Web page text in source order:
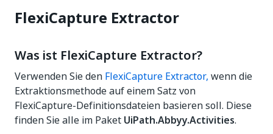
FlexiCapture Extractor
Was ist FlexiCapture Extractor?
Verwenden Sie den FlexiCapture Extractor, wenn die
Extraktionsmethode auf einem Satz von
FlexiCapture-Definitionsdateien basieren soll. Diese
finden Sie alle im Paket UiPath.Abbyy.Activities.